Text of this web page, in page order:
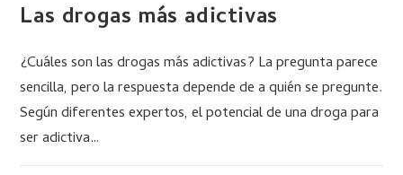
Las drogas más adictivas
¿Cuáles son las drogas más adictivas? La pregunta parece
sencilla, pero la respuesta depende de a quién se pregunte.
Según diferentes expertos, el potencial de una droga para
ser adictiva…